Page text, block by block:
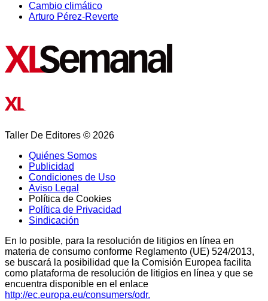
Cambio climático
Arturo Pérez-Reverte
Taller De Editores © 2026
Quiénes Somos
Publicidad
Condiciones de Uso
Aviso Legal
Política de Cookies
Política de Privacidad
Sindicación
En lo posible, para la resolución de litigios en línea en
materia de consumo conforme Reglamento (UE) 524/2013,
se buscará la posibilidad que la Comisión Europea facilita
como plataforma de resolución de litigios en línea y que se
encuentra disponible en el enlace
http://ec.europa.eu/consumers/odr.